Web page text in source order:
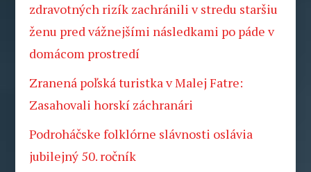
zdravotných rizík zachránili v stredu staršiu
ženu pred vážnejšími následkami po páde v
domácom prostredí
Zranená poľská turistka v Malej Fatre:
Zasahovali horskí záchranári
Podroháčske folklórne slávnosti oslávia
jubilejný 50. ročník